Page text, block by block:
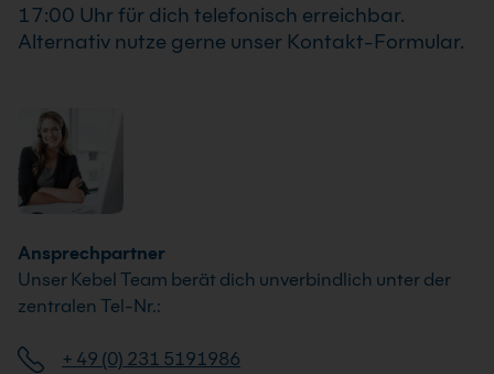
17:00 Uhr für dich telefonisch erreichbar.
Alternativ nutze gerne unser Kontakt-Formular.
Ansprechpartner
Unser Kebel Team berät dich unverbindlich unter der
zentralen Tel-Nr.:
+ 49 (0) 231 5191986